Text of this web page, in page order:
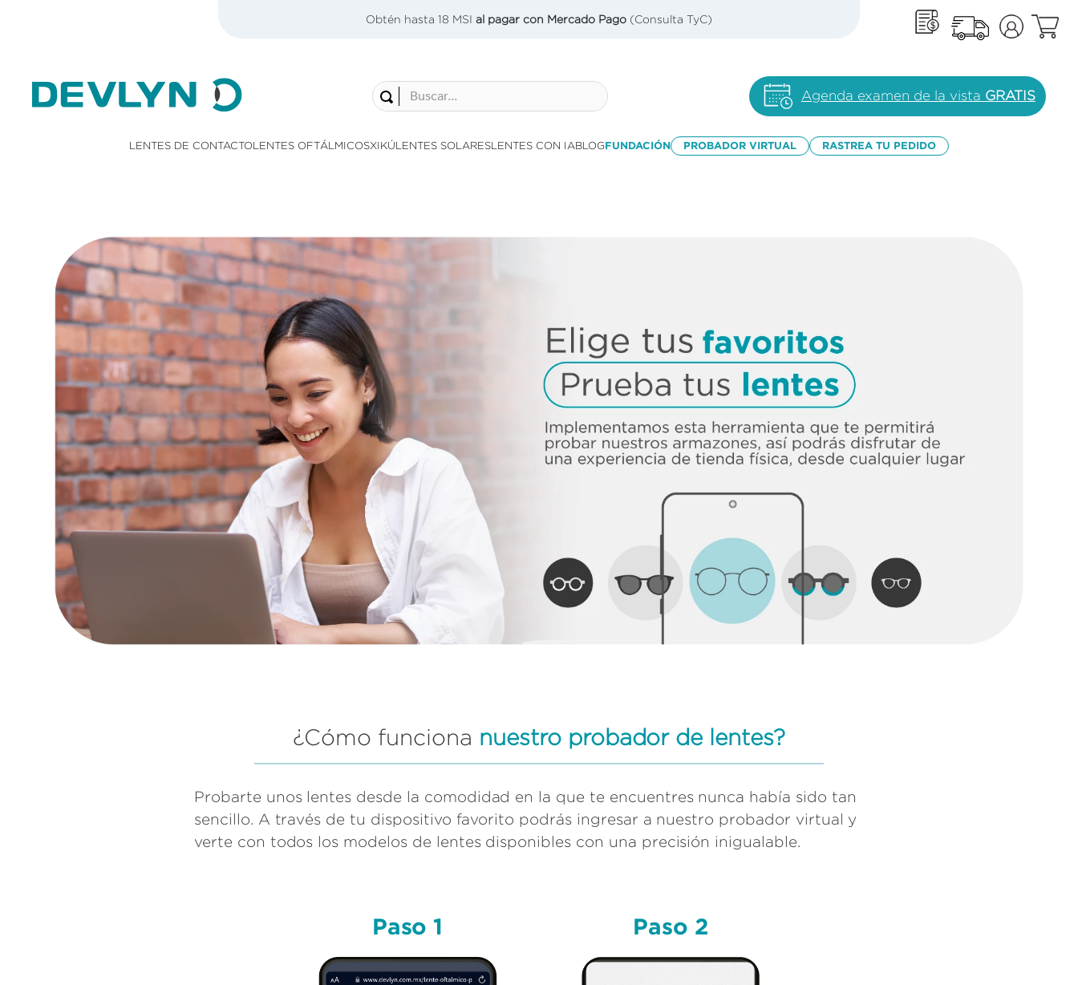
Obtén hasta 18 MSI al pagar con Mercado Pago (Consulta TyC)
Buscar...
Agenda examen de la vista GRATIS
LENTES DE CONTACTOLENTES OFTÁLMICOSXIKÚLENTES SOLARESLENTES CON IABLOGFUNDACIÓN PROBADOR VIRTUAL RASTREA TU PEDIDO
¿Cómo funciona nuestro probador de lentes?
Probarte unos lentes desde la comodidad en la que te encuentres nunca había sido tan
sencillo. A través de tu dispositivo favorito podrás ingresar a nuestro probador virtual y
verte con todos los modelos de lentes disponibles con una precisión inigualable.
Paso 1 Paso 2